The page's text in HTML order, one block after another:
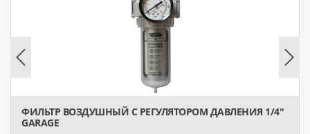
ФИЛЬТР ВОЗДУШНЫЙ С РЕГУЛЯТОРОМ ДАВЛЕНИЯ 1/4"
GARAGE